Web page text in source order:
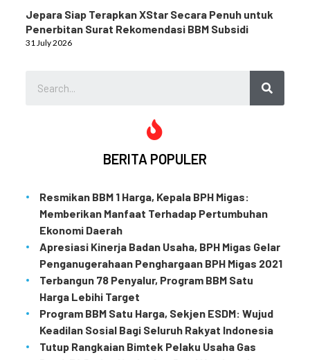
Jepara Siap Terapkan XStar Secara Penuh untuk
Penerbitan Surat Rekomendasi BBM Subsidi
31 July 2026
BERITA POPULER
Resmikan BBM 1 Harga, Kepala BPH Migas:
Memberikan Manfaat Terhadap Pertumbuhan
Ekonomi Daerah
Apresiasi Kinerja Badan Usaha, BPH Migas Gelar
Penganugerahaan Penghargaan BPH Migas 2021
Terbangun 78 Penyalur, Program BBM Satu
Harga Lebihi Target
Program BBM Satu Harga, Sekjen ESDM: Wujud
Keadilan Sosial Bagi Seluruh Rakyat Indonesia
Tutup Rangkaian Bimtek Pelaku Usaha Gas